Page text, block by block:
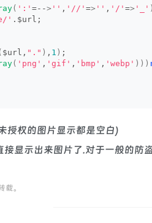
( ':' =--> '' , '//' => '' , '/' => '_'
' .$url;
$url, "." ) , 1 ) ;
( 'png' , 'gif' , 'bmp' , 'webp' )))
授权的图片显示都是空白)
显示出来图片了.对于一般的防
。